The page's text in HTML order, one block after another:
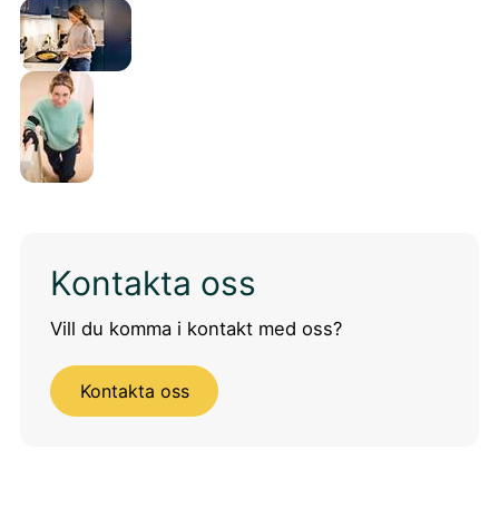
Kontakta oss
Vill du komma i kontakt med oss?
Kontakta oss